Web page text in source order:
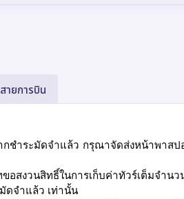
ายการบิน
กชำระมัดจำแล้ว กรุณาจัดส่งหน้าพาสป
อสงวนสิทธิ์ในการเก็บค่าทัวร์เต็มจำนว
ดจำแล้ว เท่านั้น